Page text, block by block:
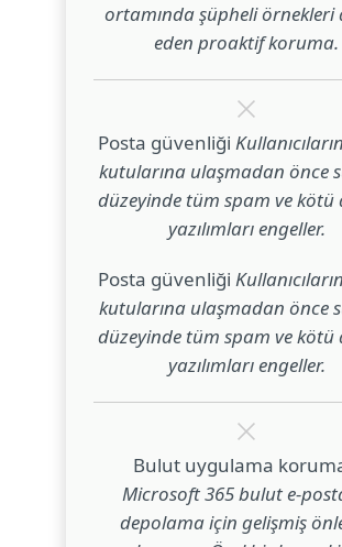
ortamında şüpheli örnekleri
eden proaktif koruma.
Posta güvenliği
kutularına ulaşmadan önce
düzeyinde tüm spam ve kötü
yazılımları engeller.
Posta güvenliği
kutularına ulaşmadan önce
düzeyinde tüm spam ve kötü
yazılımları engeller.
Bulut uygulama
Microsoft 365 bulut e-
depolama için gelişmiş